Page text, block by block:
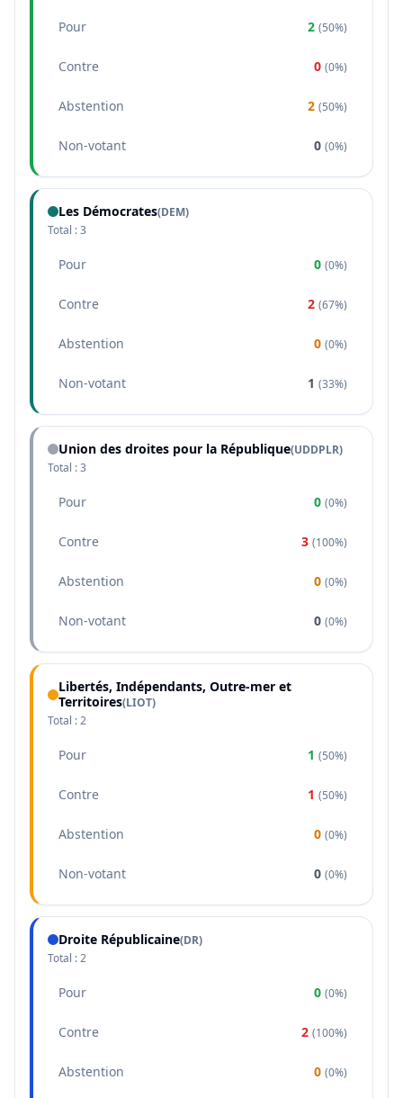
Pour 2 (50%)
Contre 0 (0%)
Abstention 2 (50%)
Non-votant 0 (0%)
Les Démocrates(DEM)
Total :3
Pour 0 (0%)
Contre 2 (67%)
Abstention 0 (0%)
Non-votant 1 (33%)
Union des droites pour la République(UDDPLR)
Total :3
Pour 0 (0%)
Contre 3 (100%)
Abstention 0 (0%)
Non-votant 0 (0%)
Libertés, Indépendants, Outre-mer et
Territoires(LIOT)
Total :2
Pour 1 (50%)
Contre 1 (50%)
Abstention 0 (0%)
Non-votant 0 (0%)
Droite Républicaine(DR)
Total :2
Pour 0 (0%)
Contre 2 (100%)
Abstention 0 (0%)